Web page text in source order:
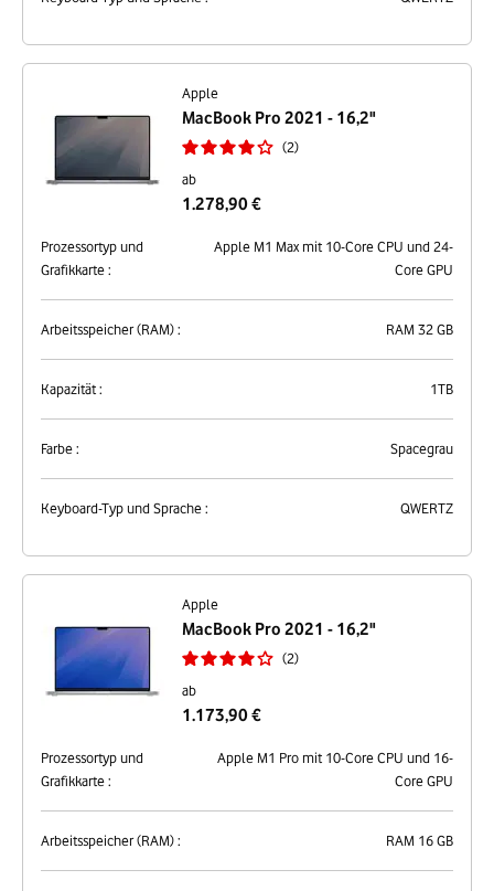
Apple
MacBook Pro 2021 - 16,2"
2
ab
1.278,90 €
Prozessortyp und
Grafikkarte :
Apple M1 Max mit 10-Core CPU und 24-
Core GPU
Arbeitsspeicher (RAM) : RAM 32 GB
Kapazität : 1TB
Farbe : Spacegrau
Keyboard-Typ und Sprache : QWERTZ
Apple
MacBook Pro 2021 - 16,2"
2
ab
1.173,90 €
Prozessortyp und
Grafikkarte :
Apple M1 Pro mit 10-Core CPU und 16-
Core GPU
Arbeitsspeicher (RAM) : RAM 16 GB